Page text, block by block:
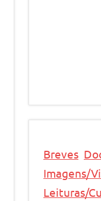
Breves
Imagens/
Leituras/